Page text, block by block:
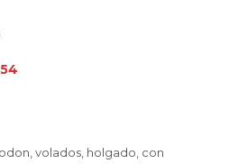
volados, holgado, con